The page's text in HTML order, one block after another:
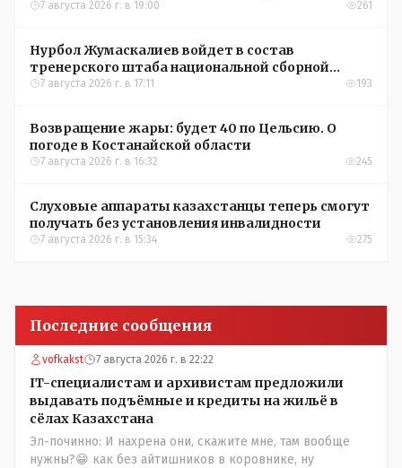
окупятся?
7 августа 2026 г. в 19:00 261
Нурбол Жумаскалиев войдет в состав
тренерского штаба национальной сборной
Казахстана по футболу
7 августа 2026 г. в 17:11 193
Возвращение жары: будет 40 по Цельсию. О
погоде в Костанайской области
7 августа 2026 г. в 16:32 245
Слуховые аппараты казахстанцы теперь смогут
получать без установления инвалидности
7 августа 2026 г. в 15:34 275
Последние сообщения
vofkakst 7 августа 2026 г. в 22:22
IT-специалистам и архивистам предложили
выдавать подъёмные и кредиты на жильё в
сёлах Казахстана
Эл-починно: И нахрена они, скажите мне, там вообще
нужны?😁 как без айтишников в коровнике, ну